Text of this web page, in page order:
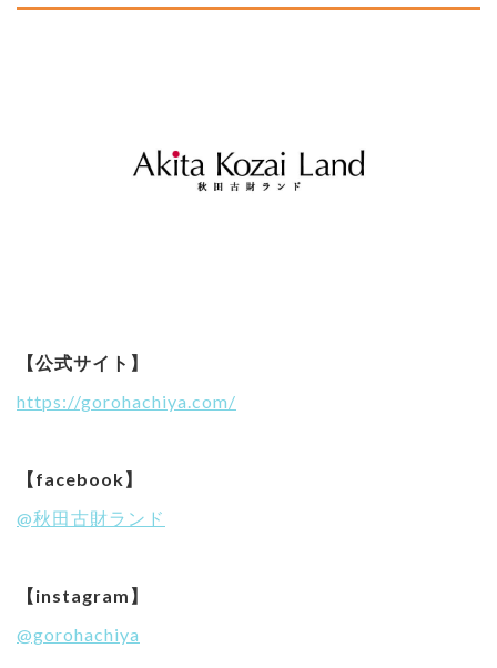
【公式サイト】
https://gorohachiya.com/
【facebook】
@秋田古財ランド
【instagram】
@gorohachiya